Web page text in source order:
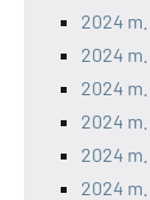
2024
2024
2024
2024
2024
2024